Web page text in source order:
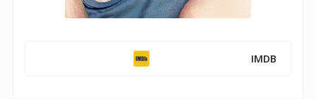
IMDB